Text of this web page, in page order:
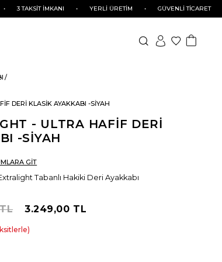
TAKSİT İMKANI • YERLİ ÜRETİM • GÜVENLİ TİCARET •
DERİ KLASİK AYAKKABI -SİYAH
- ULTRA HAFİF DERİ
-SİYAH
GİT
Extralight Tabanlı Hakiki Deri Ayakkabı
3.249,00 TL